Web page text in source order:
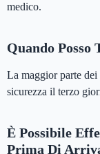
medico.
Quando Posso
La maggior parte
sicurezza il terzo
È Possibile
Prima Di